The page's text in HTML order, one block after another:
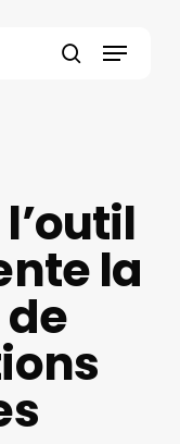
Menu
la